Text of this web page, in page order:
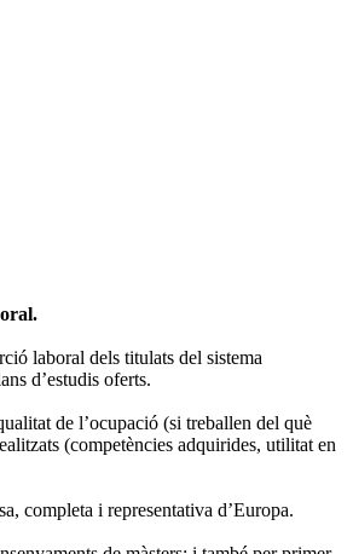
laboral dels titulats del sistema
d’estudis oferts.
de l’ocupació (si treballen del què
(competències adquirides, utilitat en
completa i representativa d’Europa.